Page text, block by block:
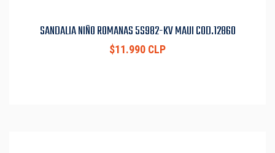
SANDALIA NIÑO ROMANAS 5S982-KV MAUI COD.12860
$11.990 CLP